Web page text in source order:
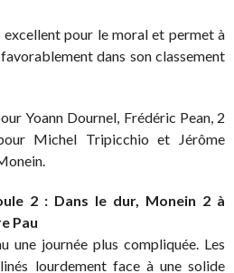
excellent pour le moral et permet à
dans son classement
Yoann Dournel, Frédéric Pean, 2
Michel Tripicchio et Jérôme
2 : Dans le dur, Monein 2 à
Pau
une journée plus compliquée. Les
lourdement face à une solide